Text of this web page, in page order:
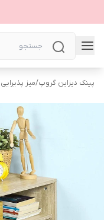
پینک دیزاین گروپ/میز پذیرایی